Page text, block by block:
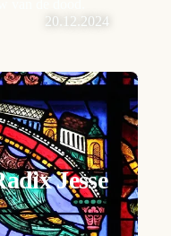
20.12.2024
Jesse